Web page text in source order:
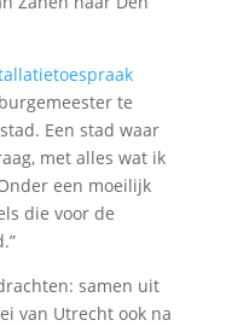
te
Een stad waar
met alles wat ik
een moeilijk
die voor de
samen uit
van Utrecht ook na